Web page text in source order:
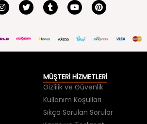
MÜŞTERİ HİZMETLERİ
Gizlilik ve Güvenlik
Kullanım Koşulları
Sıkça Sorulan Sorular